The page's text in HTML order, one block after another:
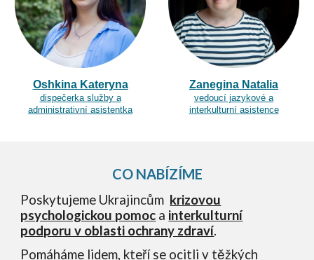
Oshkina Kateryna
dispečerka služby a
administrativní asistentka
Zanegina Natalia
vedoucí jazykové a
interkulturní asistence
CO NABÍZÍME
Poskytujeme Ukrajincům krizovou
psychologickou pomoc a interkulturní
podporu v oblasti ochrany zdraví.
Pomáháme lidem, kteří se ocitli v těžkých